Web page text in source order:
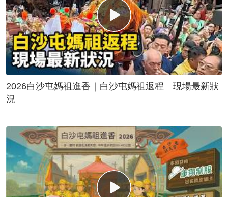
2026白沙屯媽祖進香｜白沙屯媽祖返程 現場最新狀
況